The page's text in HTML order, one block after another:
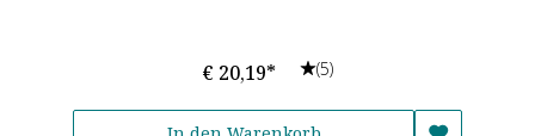
€ 20,19* (5)